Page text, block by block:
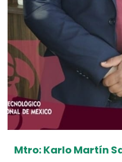
Mtro: Karlo Martín